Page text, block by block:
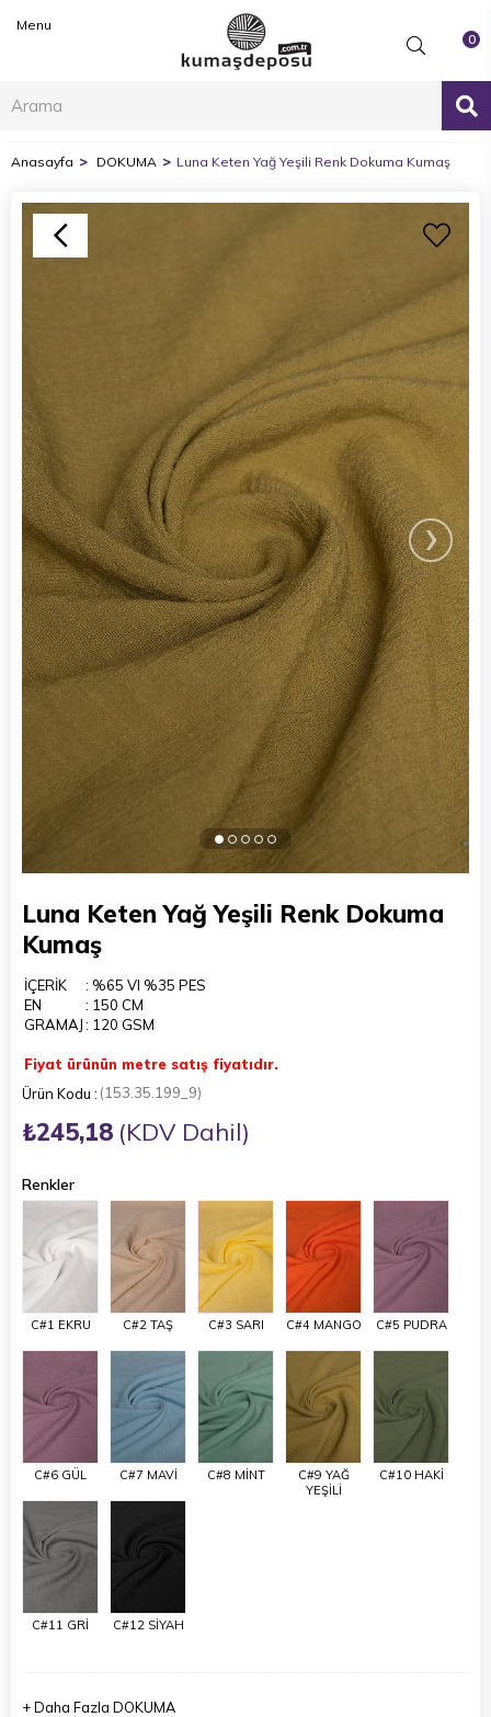
0
Menu
Anasayfa DOKUMA Luna Keten Yağ Yeşili Renk Dokuma Kumaş
›
Luna Keten Yağ Yeşili Renk Dokuma
Kumaş
İÇERİK
: %65 VI %35 PES
EN
: 150 CM
GRAMAJ: 120 GSM
Fiyat ürünün metre satış fiyatıdır.
(153.35.199_9)
₺245,18 (KDV Dahil)
Renkler
C#1 EKRU C#2 TAŞ C#3 SARI C#4 MANGO C#5 PUDRA
C#6 GÜL C#7 MAVİ C#8 MİNT
C#9 YAĞ
YEŞİLİ
C#10 HAKİ
C#11 GRİ C#12 SİYAH
+Daha Fazla DOKUMA